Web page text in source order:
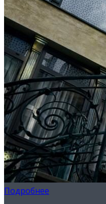
Подробнее